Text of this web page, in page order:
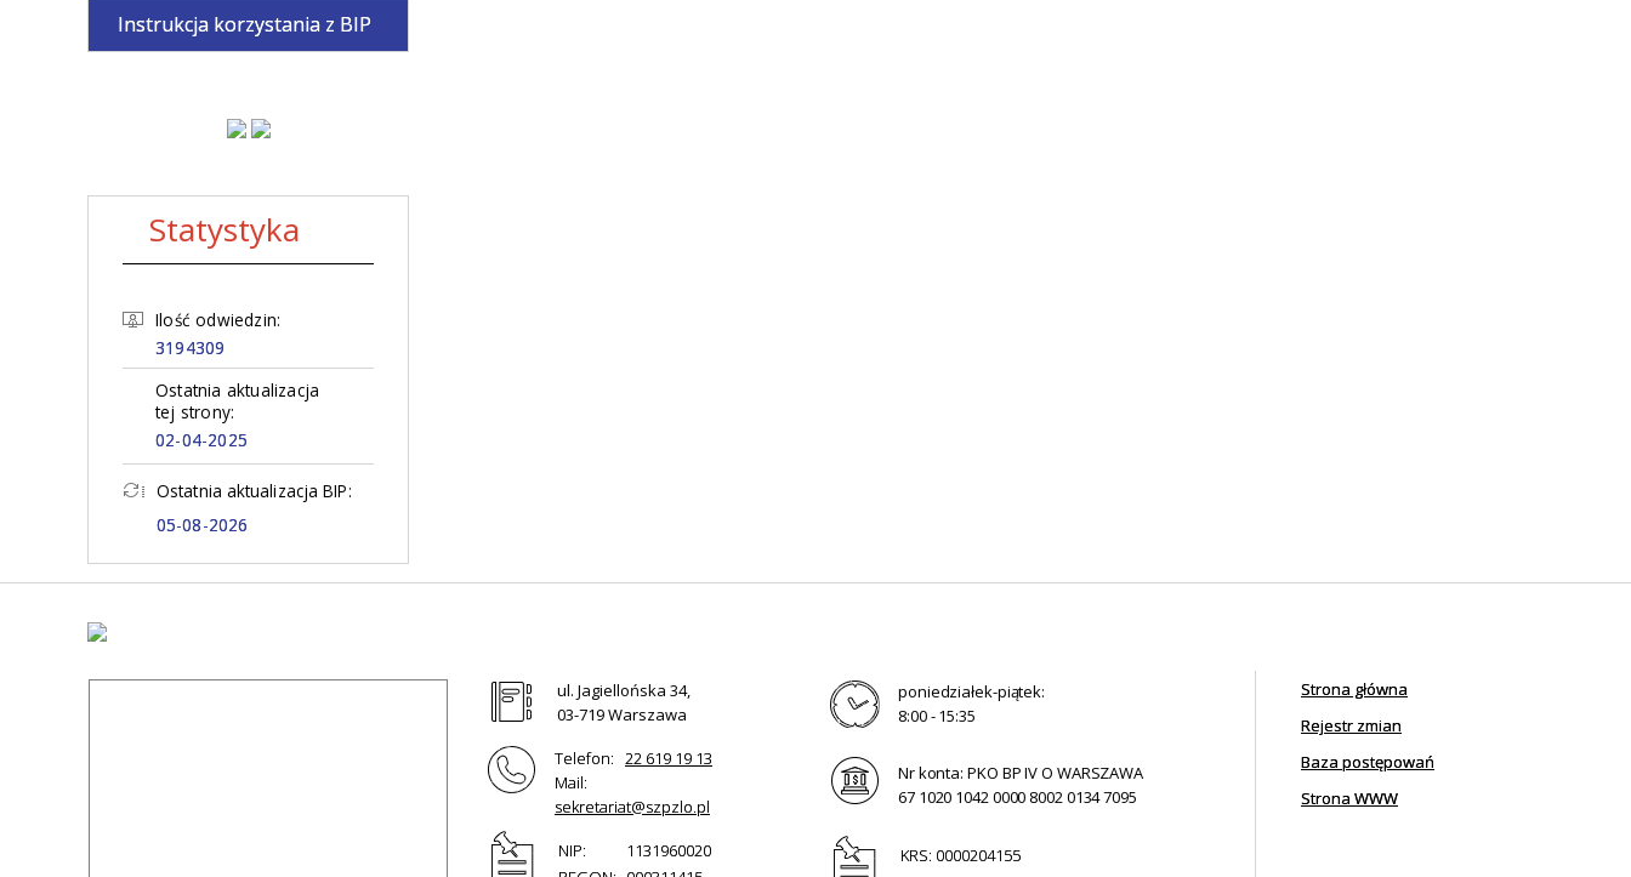
Instrukcja korzystania z BIP
Statystyka
Ilość odwiedzin:
3194309
Ostatnia aktualizacja
tej strony:
02-04-2025
Ostatnia aktualizacja BIP:
05-08-2026
ul. Jagiellońska 34,
03-719 Warszawa
Telefon: 22 619 19 13
Mail:
sekretariat@szpzlo.pl
NIP:
1131960020
poniedziałek-piątek:
8:00 - 15:35
Nr konta: PKO BP IV O WARSZAWA
67 1020 1042 0000 8002 0134 7095
KRS: 0000204155
Strona główna
Rejestr zmian
Baza postępowań
Strona WWW